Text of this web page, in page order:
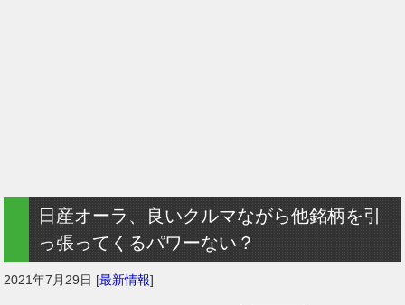
日産オーラ、良いクルマながら他銘柄を引
っ張ってくるパワーない？
2021年7月29日 [最新情報]